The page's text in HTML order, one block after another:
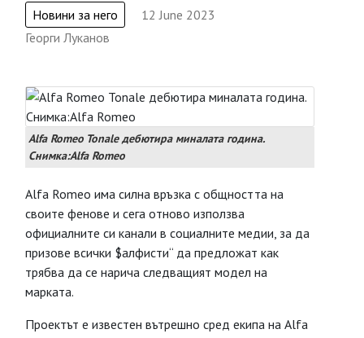
Новини за него
12 June 2023
Георги Луканов
Alfa Romeo Tonale дебютира миналата година.
Снимка:Alfa Romeo
Alfa Romeo има силна връзка с общността на
своите фенове и сега отново използва
официалните си канали в социалните медии, за да
призове всички $алфисти“ да предложат как
трябва да се нарича следващият модел на
марката.
Проектът е известен вътрешно сред екипа на Alfa